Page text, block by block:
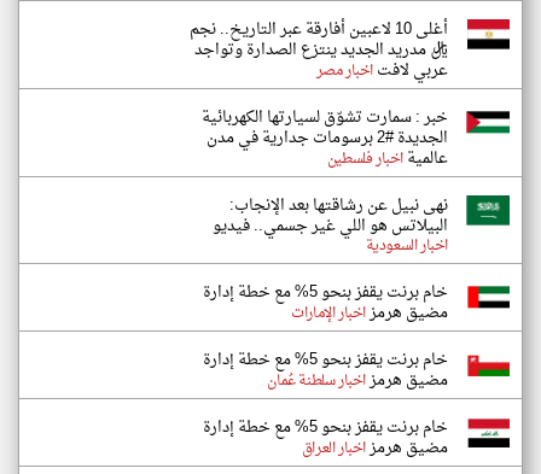
أغلى 10 لاعبين أفارقة عبر التاريخ.. نجم
ريال مدريد الجديد ينتزع الصدارة وتواجد
عربي لافتاخبار مصر
خبر : سمارت تشوّق لسيارتها الكهربائية
الجديدة #2 برسومات جدارية في مدن
عالميةاخبار فلسطين
نهى نبيل عن رشاقتها بعد الإنجاب:
البيلاتس هو اللي غير جسمي.. فيديو
اخبار السعودية
خام برنت يقفز بنحو 5% مع خطة إدارة
مضيق هرمزاخبار الإمارات
خام برنت يقفز بنحو 5% مع خطة إدارة
مضيق هرمزاخبار سلطنة عُمان
خام برنت يقفز بنحو 5% مع خطة إدارة
مضيق هرمزاخبار العراق